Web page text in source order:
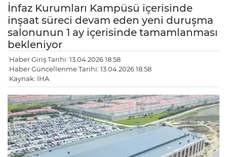
İnfaz Kurumları Kampüsü içerisinde
inşaat süreci devam eden yeni duruşma
salonunun 1 ay içerisinde tamamlanması
bekleniyor
Haber Giriş Tarihi: 13.04.2026 18:58
Haber Güncellenme Tarihi: 13.04.2026 18:58
Kaynak: İHA